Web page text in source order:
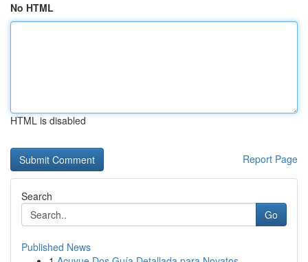
No HTML
HTML is disabled
Report Page
Search
Go
Published News